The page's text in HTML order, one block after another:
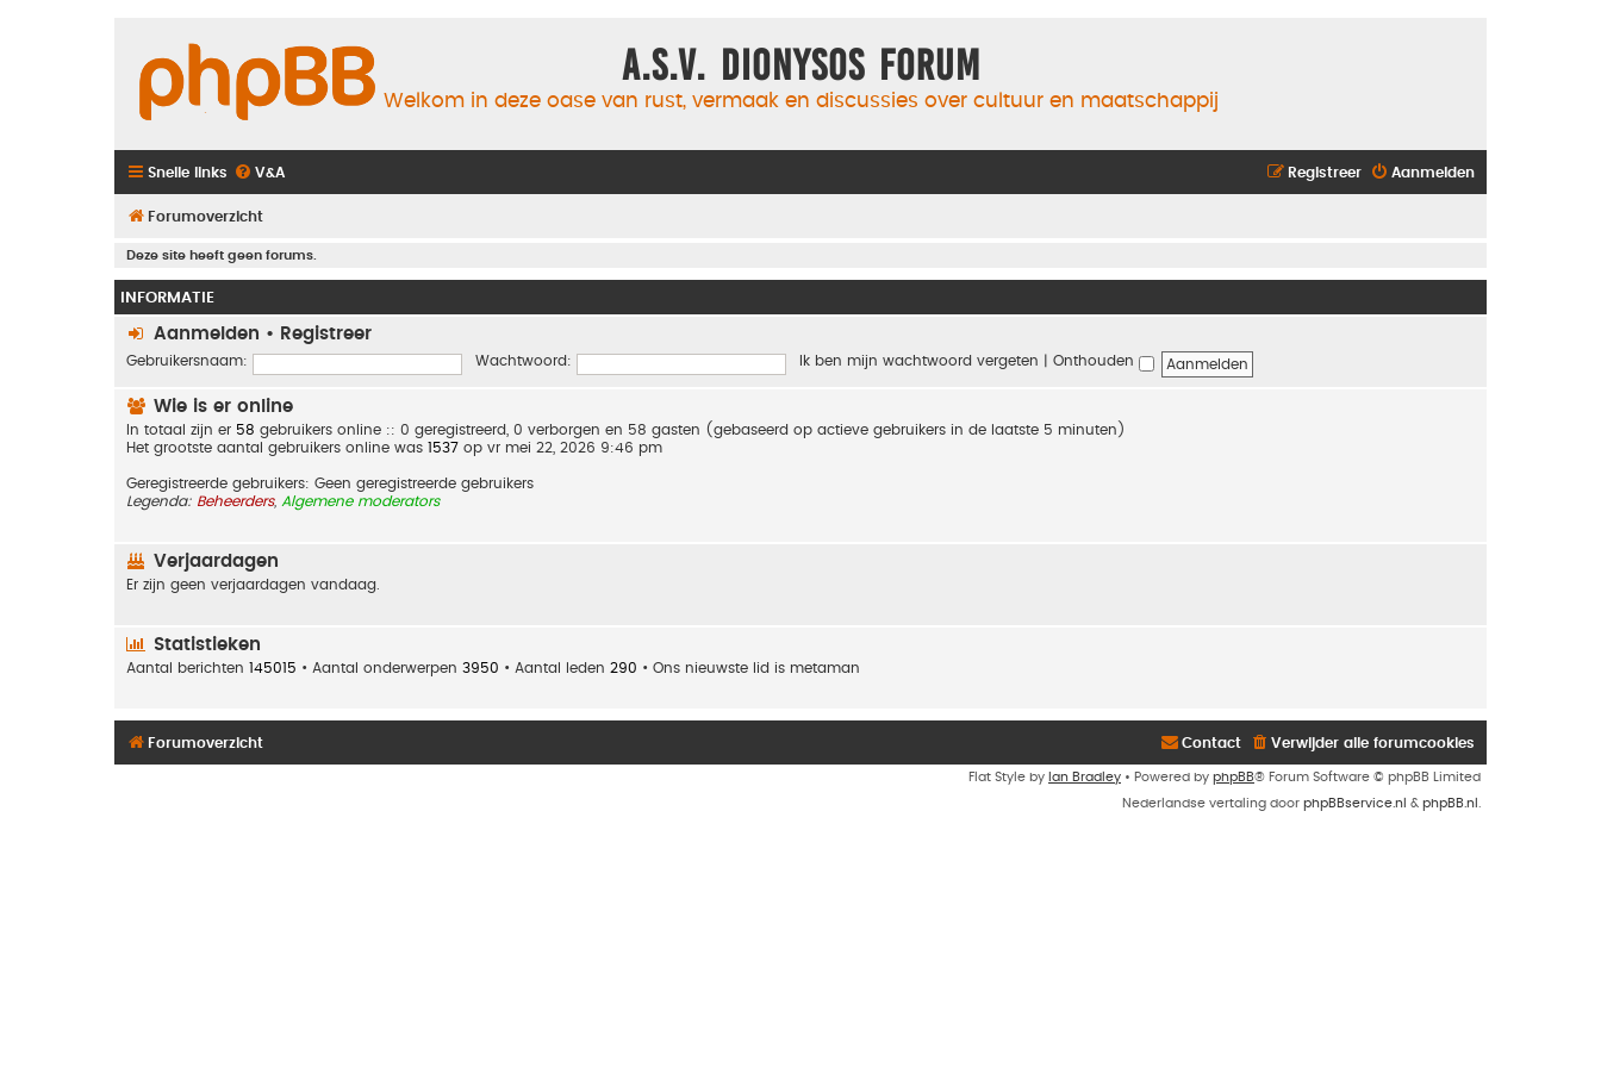
A.S.V. Dionysos Forum
Welkom in deze oase van rust, vermaak en discussies over cultuur en maatschappij
Snelle links V&A Aanmelden
Registreer
Forumoverzicht
Deze site heeft geen forums.
INFORMATIE
Aanmelden • Registreer
Gebruikersnaam: Wachtwoord: Ik ben mijn wachtwoord vergeten Onthouden
Wie is er online
In totaal zijn er 58 gebruikers online :: 0 geregistreerd, 0 verborgen en 58 gasten (gebaseerd op actieve gebruikers in de laatste 5 minuten)
Het grootste aantal gebruikers online was 1537 op vr mei 22, 2026 9:46 pm
Geregistreerde gebruikers: Geen geregistreerde gebruikers
Legenda: Beheerders, Algemene moderators
Verjaardagen
Er zijn geen verjaardagen vandaag.
Statistieken
Aantal berichten 145015 • Aantal onderwerpen 3950 • Aantal leden 290 • Ons nieuwste lid is metaman
Forumoverzicht Verwijder alle forumcookies
Contact
Flat Style by Ian Bradley • Powered by phpBB® Forum Software © phpBB Limited
Nederlandse vertaling door phpBBservice.nl & phpBB.nl